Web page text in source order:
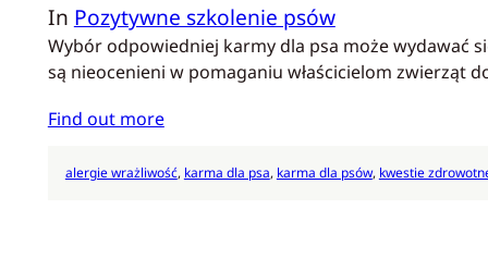
In Pozytywne szkolenie psów
Wybór odpowiedniej karmy dla psa może wydawać
są nieocenieni w pomaganiu właścicielom zwierząt
Find out more
alergie wrażliwość, karma dla psa, karma dla psów, kwestie